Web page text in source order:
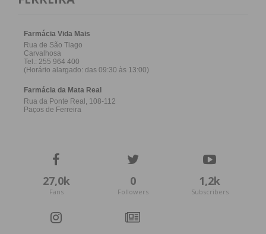
Eu li e concordo com os
27,0k
Fans
0
Followers
1,2k
Subscribers